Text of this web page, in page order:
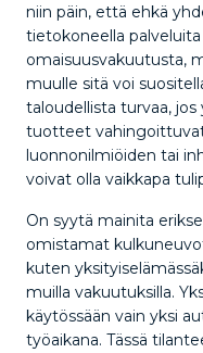
niin päin, että ehkä
tietokoneella
omaisuusvakuutusta,
muulle sitä voi
taloudellista turvaa,
tuotteet
luonnonilmiöiden tai
voivat olla vaikkapa
On syytä mainita
omistamat
kuten
muilla vakuutuksilla.
käytössään vain yksi
työaikana. Tässä